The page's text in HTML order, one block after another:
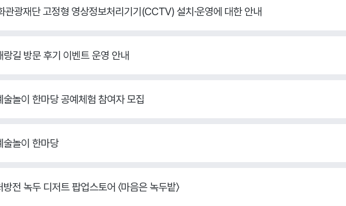
관광재단 고정형 영상정보처리기기(CCTV) 설치·운영에 대한 안내
길 방문 후기 이벤트 운영 안내
놀이 한마당 공예체험 참여자 모집
놀이 한마당
전 녹두 디저트 팝업스토어 〈마음은 녹두밭〉